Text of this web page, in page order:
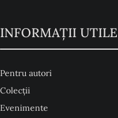
INFORMAŢII UTILE
Pentru autori
Colecţii
Evenimente